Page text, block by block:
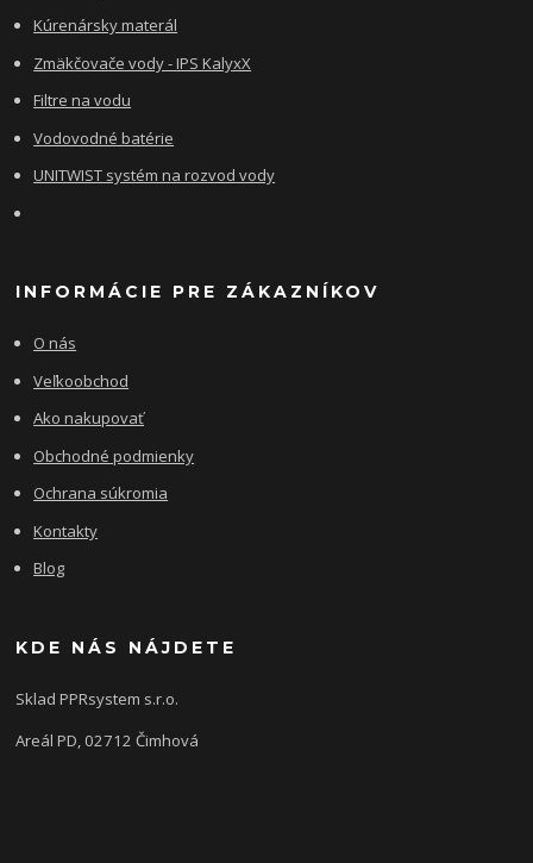
Kúrenársky materál
Zmäkčovače vody - IPS KalyxX
Filtre na vodu
Vodovodné batérie
UNITWIST systém na rozvod vody
INFORMÁCIE PRE ZÁKAZNÍKOV
O nás
Veľkoobchod
Ako nakupovať
Obchodné podmienky
Ochrana súkromia
Kontakty
Blog
KDE NÁS NÁJDETE
Sklad PPRsystem s.r.o.
Areál PD, 02712 Čimhová